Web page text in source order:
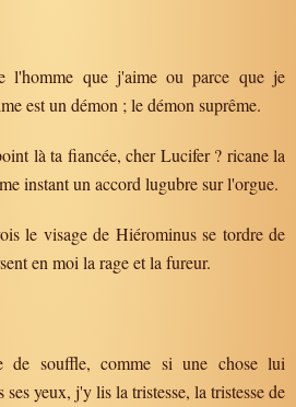
l'homme que j'aime ou parce que je
est un démon ; le démon suprême.
là ta fiancée, cher Lucifer ? ricane la
instant un accord lugubre sur l'orgue.
le visage de Hiérominus se tordre de
en moi la rage et la fureur.
de souffle, comme si une chose lui
yeux, j'y lis la tristesse, la tristesse de